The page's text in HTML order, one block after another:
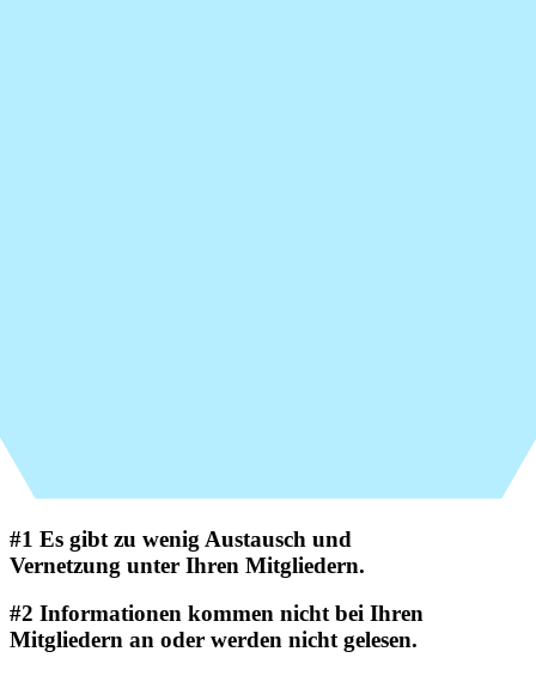
#1 Es gibt zu wenig Austausch und
Vernetzung unter Ihren Mitgliedern.
#2 Informationen kommen nicht bei Ihren
Mitgliedern an oder werden nicht gelesen.